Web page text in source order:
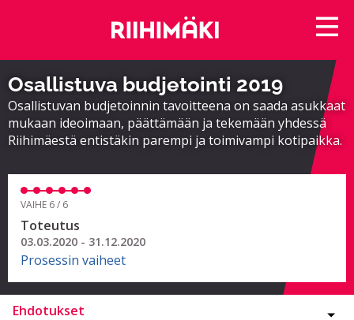
Osallistuva budjetointi 2019
Osallistuvan budjetoinnin tavoitteena on saada asukkaat
mukaan ideoimaan, päättämään ja tekemään yhdessä
Riihimäestä entistäkin parempi ja toimivampi kotipaikka.
VAIHE 6 / 6
Toteutus
03.03.2020 - 31.12.2020
Prosessin vaiheet
Ehdotukset